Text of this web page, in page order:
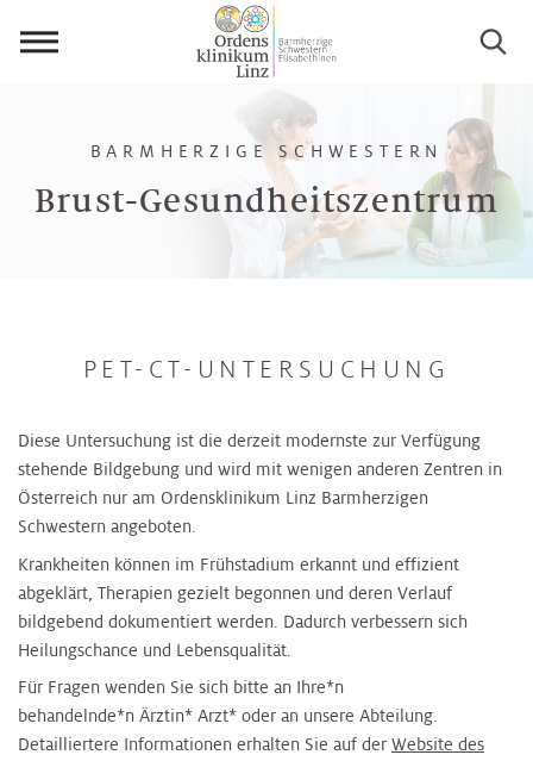
Brust-Gesundheitszentrum
BARMHERZIGE SCHWESTERN
PET-CT-UNTERSUCHUNG
Diese Untersuchung ist die derzeit modernste zur Verfügung
stehende Bildgebung und wird mit wenigen anderen Zentren in
Österreich nur am Ordensklinikum Linz Barmherzigen
Schwestern angeboten.
Krankheiten können im Frühstadium erkannt und effizient
abgeklärt, Therapien gezielt begonnen und deren Verlauf
bildgebend dokumentiert werden. Dadurch verbessern sich
Heilungschance und Lebensqualität.
Für Fragen wenden Sie sich bitte an Ihre*n
behandelnde*n Ärztin* Arzt* oder an unsere Abteilung.
Detailliertere Informationen erhalten Sie auf der Website des